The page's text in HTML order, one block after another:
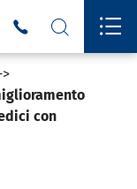
  
con